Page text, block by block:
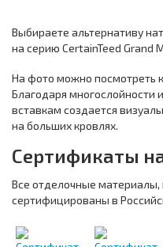
Выбираете альтернативу
на серию CertainTeed Grand
На фото можно посмотреть
Благодаря
вставкам создается
на больших кровлях.
Сертификаты
Все отделочные
сертифицированы в